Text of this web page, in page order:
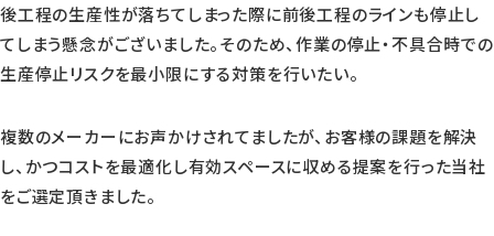
後工程の生産性が落ちてしまった際に前後工程のラインも停止し
てしまう懸念がございました。そのため、作業の停止・不具合時での
生産停止リスクを最小限にする対策を行いたい。
複数のメーカーにお声かけされてましたが、お客様の課題を解決
し、かつコストを最適化し有効スペースに収める提案を行った当社
をご選定頂きました。